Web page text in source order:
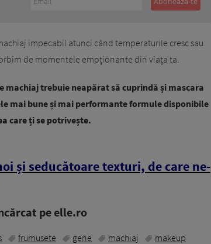
impecabil atunci când temperaturile cresc sau
de momentele emoționante din viața ta.
machiaj trebuie neapărat să cuprindă și mascara
mai bune și mai performante formule disponibile
care ți se potrivește.
și seducătoare texturi, de care ne-
pe elle.ro
frumusete gene machiaj
makeup